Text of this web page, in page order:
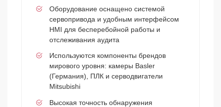
Оборудование оснащено системой
сервопривода и удобным интерфейсом
HMI для бесперебойной работы и
отслеживания аудита
Используются компоненты брендов
мирового уровня: камеры Basler
(Германия), ПЛК и серводвигатели
Mitsubishi
Высокая точность обнаружения